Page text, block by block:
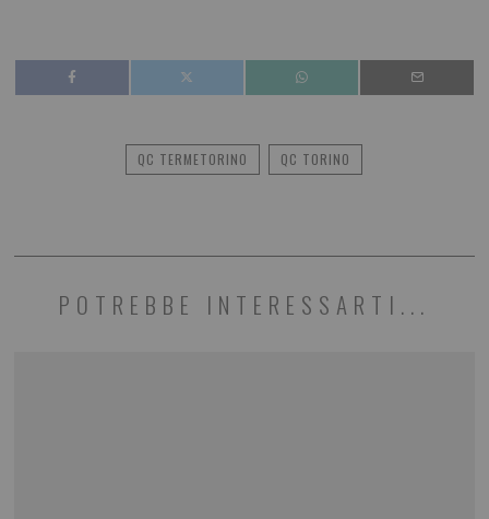
QC TERMETORINO QC TORINO
POTREBBE INTERESSARTI...